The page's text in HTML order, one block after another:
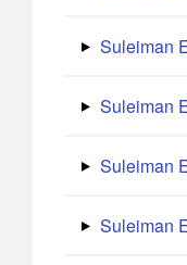
Suleiman
Suleiman
Suleiman
Suleiman